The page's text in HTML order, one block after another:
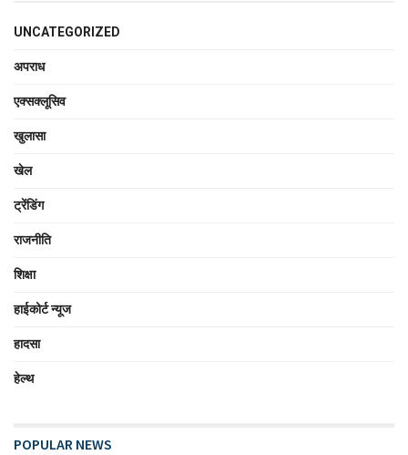
UNCATEGORIZED
अपराध
एक्सक्लूसिव
खुलासा
खेल
ट्रेंडिंग
राजनीति
शिक्षा
हाईकोर्ट न्यूज
हादसा
हेल्थ
POPULAR NEWS